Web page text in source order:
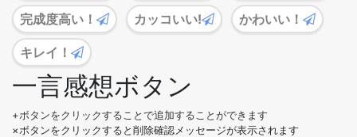
完成度高い！ カッコいい! かわいい！
キレイ！
一言感想ボタン
+ボタンをクリックすることで追加することができます
×ボタンをクリックすると削除確認メッセージが表示されます